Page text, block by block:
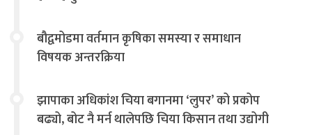
बौद्वमोडमा वर्तमान कृषिका समस्या र समाधान
विषयक अन्तरक्रिया
झापाका अधिकांश चिया बगानमा ‘लुपर’ को प्रकोप
बढ्यो, बोट नै मर्न थालेपछि चिया किसान तथा उद्योगी